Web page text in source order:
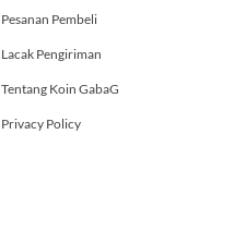
Pesanan Pembeli
Lacak Pengiriman
Tentang Koin GabaG
Privacy Policy